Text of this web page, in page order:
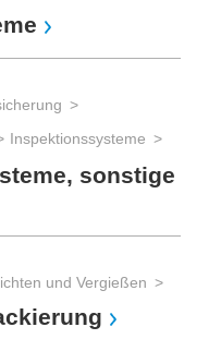
Inspektionssysteme
sonstige
und Vergießen